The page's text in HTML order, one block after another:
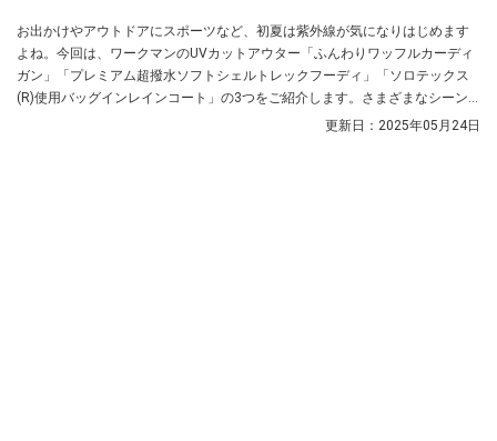
お出かけやアウトドアにスポーツなど、初夏は紫外線が気になりはじめます
よね。今回は、ワークマンのUVカットアウター「ふんわりワッフルカーディ
ガン」「プレミアム超撥水ソフトシェルトレックフーディ」「ソロテックス
(R)使用バッグインレインコート」の3つをご紹介します。さまざまなシーン
更新日： 2025年05月24日